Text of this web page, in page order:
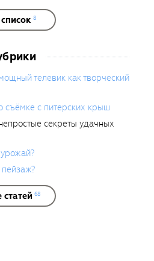
Александр
сотрудничает с многими
Петербурга. Фотографии
в России и за рубежом.
«National Geographic»,
репортер», «Digital Photo»,
«Афиша»,
«Город» и многих
В настоящее время —
фотокорреспондент
дома «Коммерсант».
8
телевик как творческий
съёмке с питерских крыш
секреты удачных
68